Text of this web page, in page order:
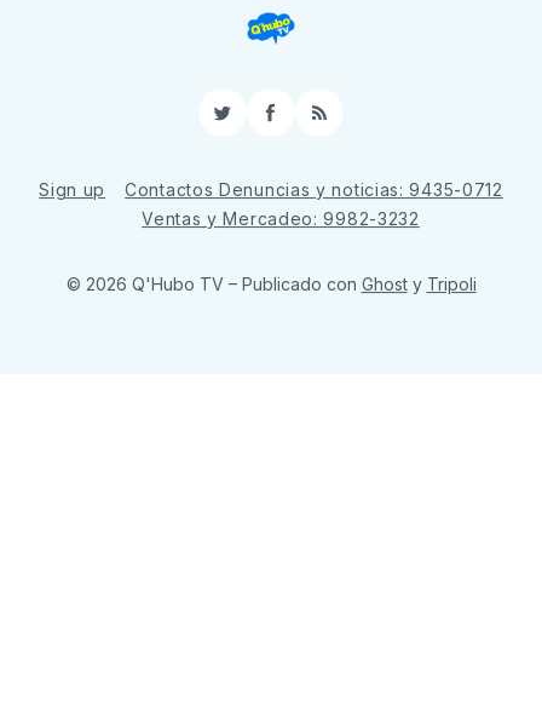
TwitterFacebook
RSS
Sign up
Contactos Denuncias y noticias: 9435-0712
Ventas y Mercadeo: 9982-3232
© 2026 Q'Hubo TV – Publicado con Ghosty Tripoli